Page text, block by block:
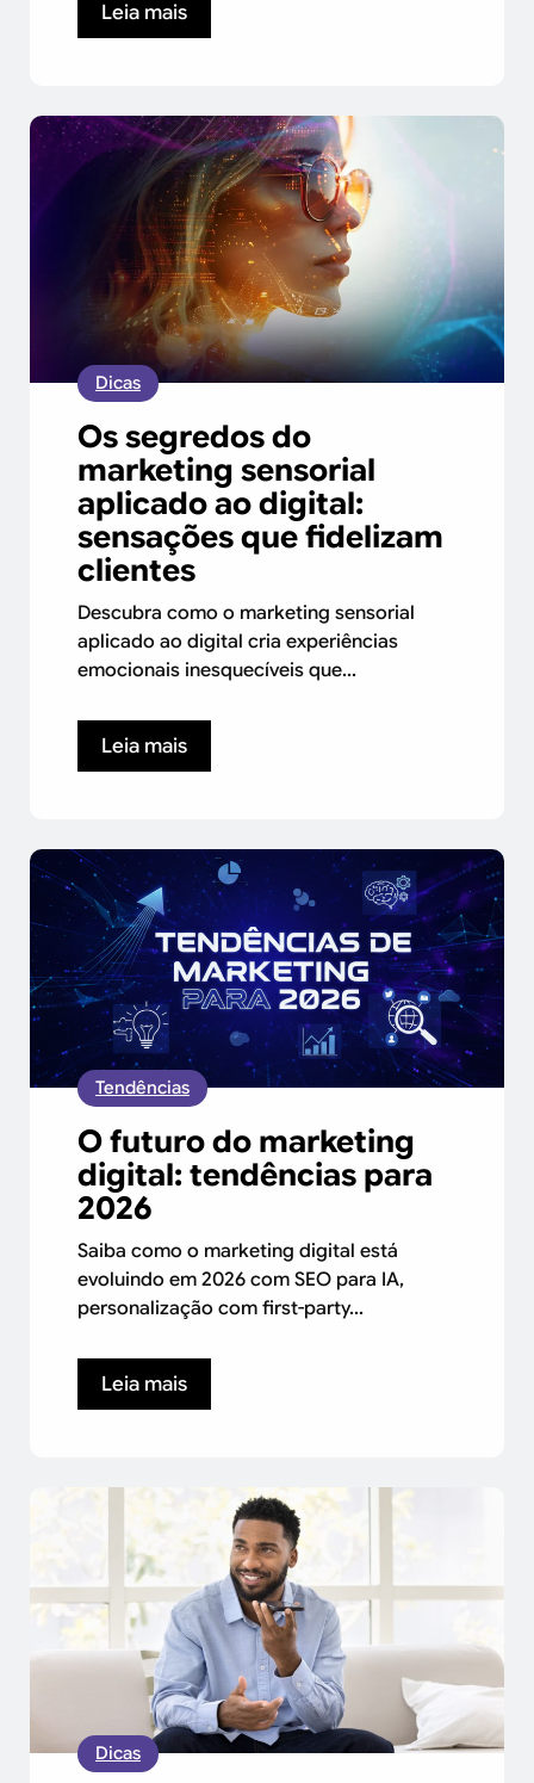
Leia mais
Dicas
Os segredos do
marketing sensorial
aplicado ao digital:
sensações que fidelizam
clientes
Descubra como o marketing sensorial
aplicado ao digital cria experiências
emocionais inesquecíveis que...
Leia mais
Tendências
O futuro do marketing
digital: tendências para
2026
Saiba como o marketing digital está
evoluindo em 2026 com SEO para IA,
personalização com first-party...
Leia mais
Dicas